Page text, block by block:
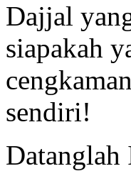
Dajjal
siapakah
sendiri!
Datanglah